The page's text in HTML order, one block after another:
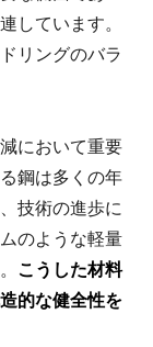
しています。
リングのバラ
において重要
鋼は多くの年
技術の進歩に
のような軽量
こうした材料
的な健全性を